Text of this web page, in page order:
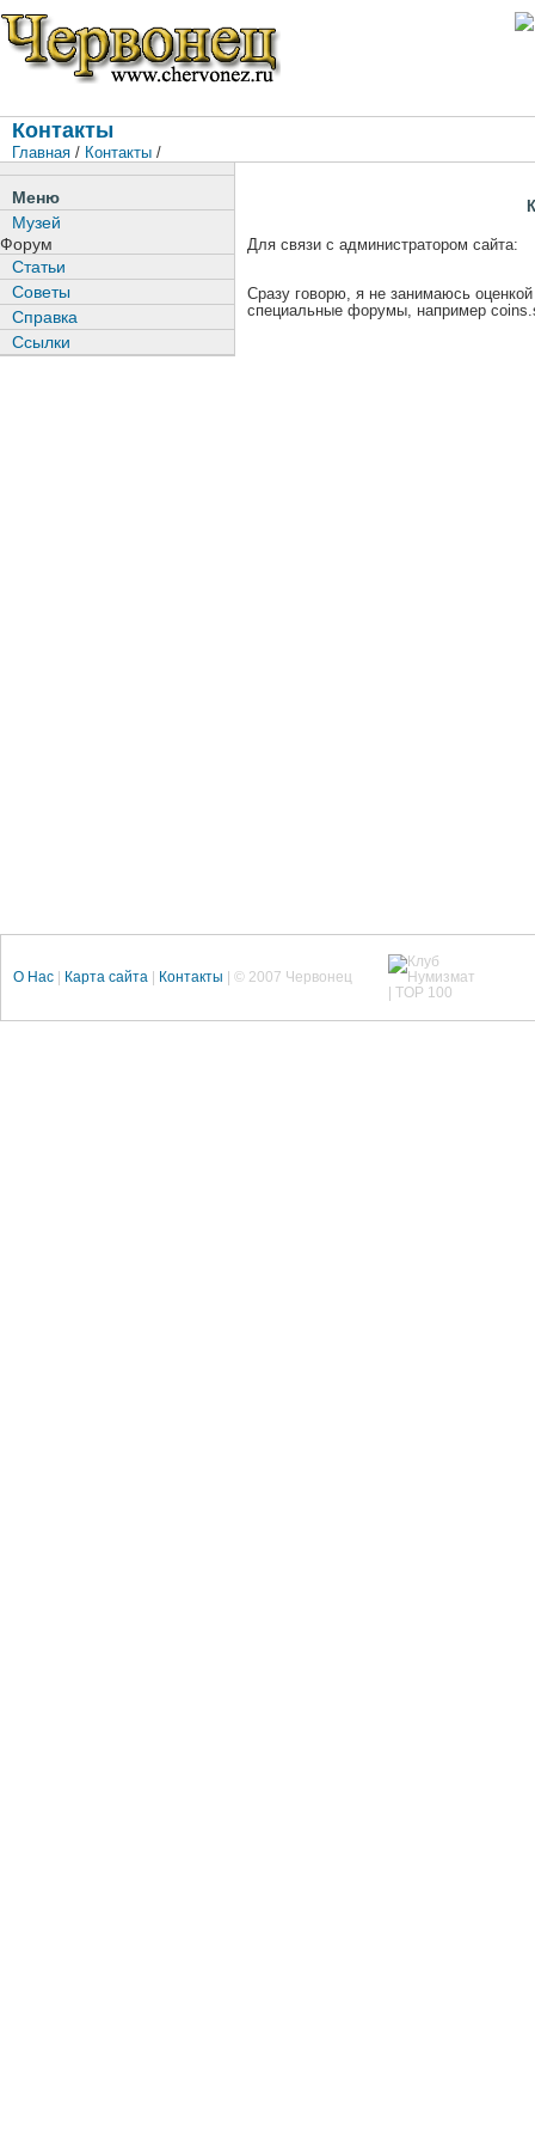
Контакты
Главная / Контакты /
Меню
Музей
Форум
Статьи
Советы
Справка
Ссылки
Для связи с администратором сайта:
Сразу говорю, я не занимаюсь
специальные форумы, например
О Нас Карта сайта Контакты | © 2007 Червонец